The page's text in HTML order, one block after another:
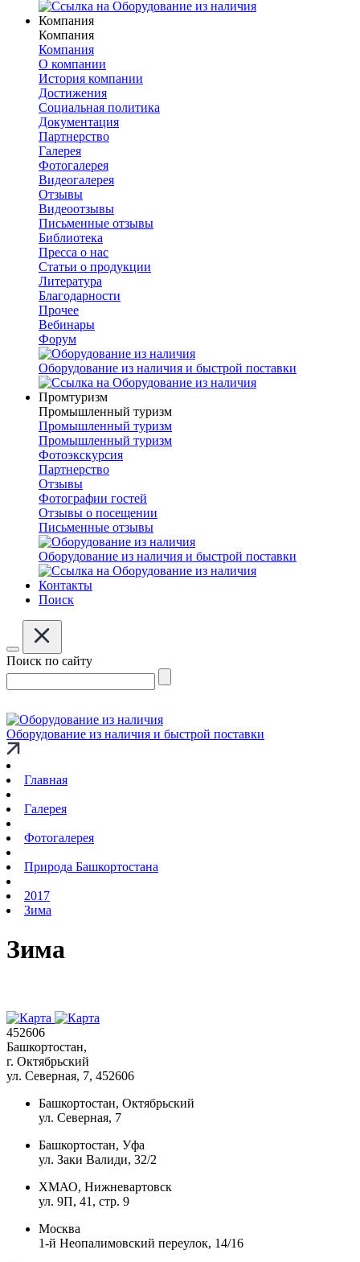
Компания
Компания
Компания
О компании
История компании
Достижения
Социальная политика
Документация
Партнерство
Галерея
Фотогалерея
Видеогалерея
Отзывы
Видеоотзывы
Письменные отзывы
Библиотека
Пресса о нас
Статьи о продукции
Литература
Благодарности
Прочее
Вебинары
Форум
Оборудование из наличия и быстрой поставки
Промтуризм
Промышленный туризм
Промышленный туризм
Промышленный туризм
Фотоэкскурсия
Партнерство
Отзывы
Фотографии гостей
Отзывы о посещении
Письменные отзывы
Оборудование из наличия и быстрой поставки
Контакты
Поиск
Поиск по сайту
Оборудование из наличия и быстрой поставки
Главная
Галерея
Фотогалерея
Природа Башкортостана
2017
Зима
Зима
452606
Башкортостан,
г. Октябрьский
ул. Северная, 7, 452606
Башкортостан, Октябрьский
ул. Северная, 7
Башкортостан, Уфа
ул. Заки Валиди, 32/2
ХМАО, Нижневартовск
ул. 9П, 41, стр. 9
Москва
1-й Неопалимовский переулок, 14/16